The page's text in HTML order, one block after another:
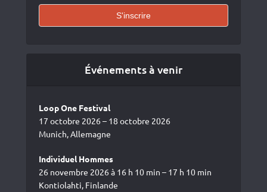
Événements à venir
Loop One Festival
17 octobre 2026 – 18 octobre 2026
Munich, Allemagne
Individuel Hommes
26 novembre 2026 à 16 h 10 min – 17 h 10 min
Kontiolahti, Finlande